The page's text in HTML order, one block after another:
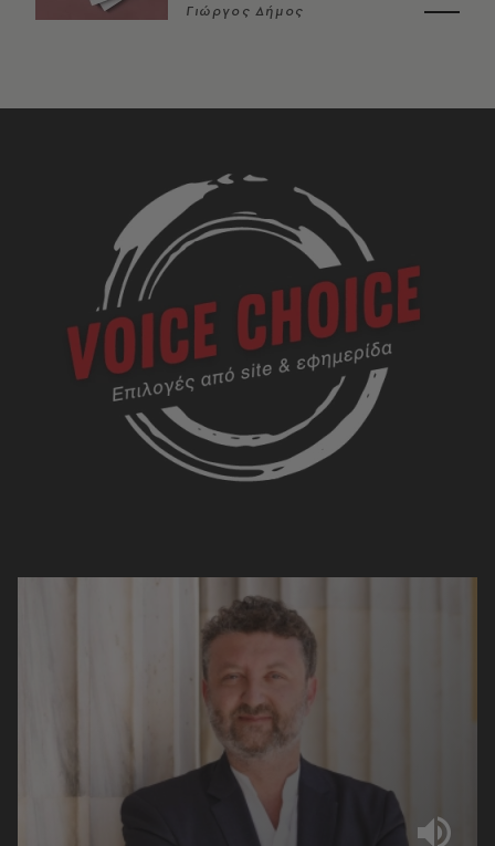
Γιώργος Δήμος